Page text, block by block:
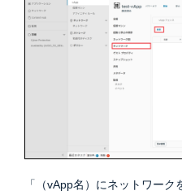
「（vApp名）にネットワーク